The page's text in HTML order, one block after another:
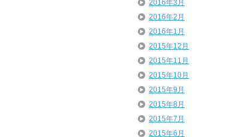
2016年3月
2016年2月
2016年1月
2015年12月
2015年11月
2015年10月
2015年9月
2015年8月
2015年7月
2015年6月